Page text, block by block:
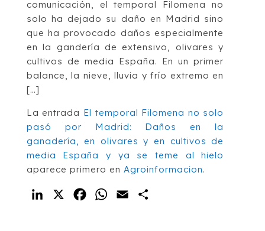
comunicación, el temporal Filomena no
solo ha dejado su daño en Madrid sino
que ha provocado daños especialmente
en la gandería de extensivo, olivares y
cultivos de media España. En un primer
balance, la nieve, lluvia y frío extremo en
[…]
La entrada El temporal Filomena no solo
pasó por Madrid: Daños en la
ganadería, en olivares y en cultivos de
media España y ya se teme al hielo
aparece primero en Agroinformacion.
LinkedIn FacebookWhatsApp
Email